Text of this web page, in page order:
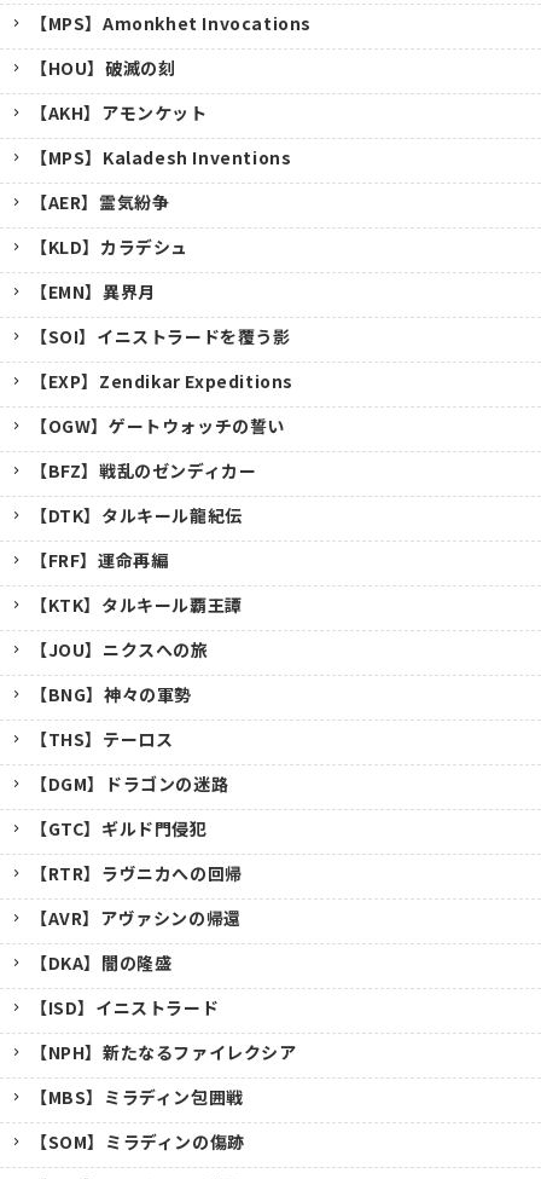
【MPS】Amonkhet Invocations
【HOU】破滅の刻
【AKH】アモンケット
【MPS】Kaladesh Inventions
【AER】霊気紛争
【KLD】カラデシュ
【EMN】異界月
【SOI】イニストラードを覆う影
【EXP】Zendikar Expeditions
【OGW】ゲートウォッチの誓い
【BFZ】戦乱のゼンディカー
【DTK】タルキール龍紀伝
【FRF】運命再編
【KTK】タルキール覇王譚
【JOU】ニクスへの旅
【BNG】神々の軍勢
【THS】テーロス
【DGM】ドラゴンの迷路
【GTC】ギルド門侵犯
【RTR】ラヴニカへの回帰
【AVR】アヴァシンの帰還
【DKA】闇の隆盛
【ISD】イニストラード
【NPH】新たなるファイレクシア
【MBS】ミラディン包囲戦
【SOM】ミラディンの傷跡